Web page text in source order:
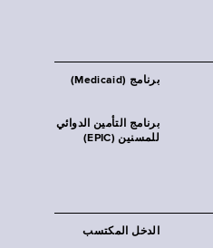
برنامج (Medicaid)
برنامج التأمين الدوائي
للمسنين (EPIC)
الدخل المكتسب